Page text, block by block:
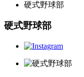
硬式野球部
硬式野球部